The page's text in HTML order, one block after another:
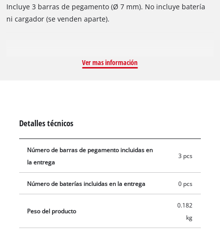
Incluye 3 barras de pegamento (Ø 7 mm). No incluye batería
ni cargador (se venden aparte).
Ver mas información
Detalles técnicos
Número de barras de pegamento incluidas en
la entrega
3 pcs
Número de baterías incluidas en la entrega 0 pcs
Peso del producto
0.182
kg